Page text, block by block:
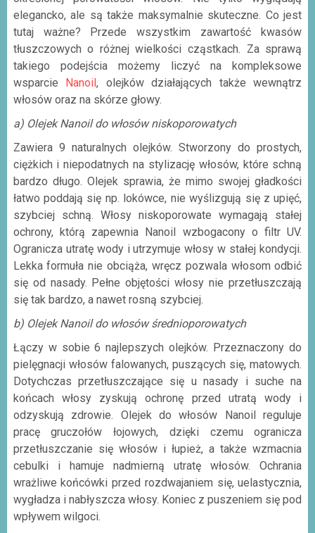
elegancko, ale są także maksymalnie skuteczne. Co jest
tutaj ważne? Przede wszystkim zawartość kwasów
tłuszczowych o różnej wielkości cząstkach. Za sprawą
takiego podejścia możemy liczyć na kompleksowe
wsparcie
Nanoil, olejków działających także wewnątrz
włosów oraz na skórze głowy.
a) Olejek Nanoil do włosów niskoporowatych
Zawiera 9 naturalnych olejków. Stworzony do prostych,
ciężkich i niepodatnych na stylizację włosów, które schną
bardzo długo. Olejek sprawia, że mimo swojej gładkości
łatwo poddają się np. lokówce, nie wyślizgują się z upięć,
szybciej schną. Włosy niskoporowate wymagają stałej
ochrony, którą zapewnia Nanoil wzbogacony o filtr UV.
Ogranicza utratę wody i utrzymuje włosy w stałej kondycji.
Lekka formuła nie obciąża, wręcz pozwala włosom odbić
się od nasady. Pełne objętości włosy nie przetłuszczają
się tak bardzo, a nawet rosną szybciej.
b) Olejek Nanoil do włosów średnioporowatych
Łączy w sobie 6 najlepszych olejków. Przeznaczony do
pielęgnacji włosów falowanych, puszących się, matowych.
Dotychczas przetłuszczające się u nasady i suche na
końcach włosy zyskują ochronę przed utratą wody i
odzyskują zdrowie. Olejek do włosów Nanoil reguluje
pracę gruczołów łojowych, dzięki czemu ogranicza
przetłuszczanie się włosów i łupież, a także wzmacnia
cebulki i hamuje nadmierną utratę włosów. Ochrania
wrażliwe końcówki przed rozdwajaniem się, uelastycznia,
wygładza i nabłyszcza włosy. Koniec z puszeniem się pod
wpływem wilgoci.